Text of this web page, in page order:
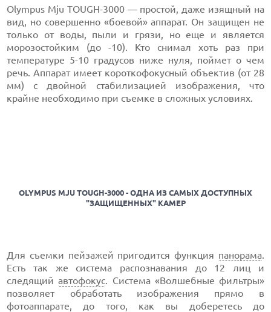
Olympus Mju TOUGH-3000 — простой, даже изящный на
вид, но совершенно «боевой» аппарат. Он защищен не
только от воды, пыли и грязи, но еще и является
морозостойким (до -10). Кто снимал хоть раз при
температуре 5-10 градусов ниже нуля, поймет о чем
речь. Аппарат имеет короткофокусный объектив (от 28
мм) с двойной стабилизацией изображения, что
крайне необходимо при съемке в сложных условиях.
OLYMPUS MJU TOUGH-3000 - ОДНА ИЗ САМЫХ ДОСТУПНЫХ
"ЗАЩИЩЕННЫХ" КАМЕР
Для съемки пейзажей пригодится функция панорама.
Есть так же система распознавания до 12 лиц и
следящийавтофокус. Система «Волшебные фильтры»
позволяет обработать изображения прямо в
фотоаппарате, до того, как вы доберетесь до